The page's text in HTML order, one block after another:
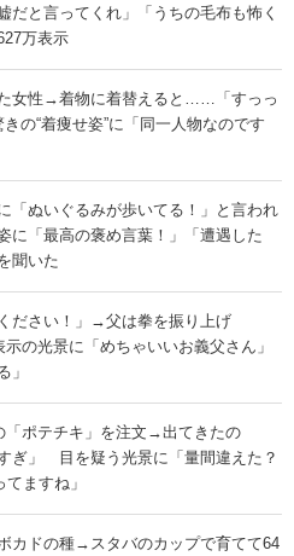
だと言ってくれ」「うちの毛布も怖く
万表示
女性→着物に着替えると……「すっっ
の“着痩せ姿”に「同一人物なのです
「ぬいぐるみが歩いてる！」と言われ
「最高の褒め言葉！」「遭遇した
聞いた
ださい！」→父は拳を振り上げ
光景に「めちゃいいお義父さん」
」
「ポテチキ」を注文→出てきたの
ぎ」 目を疑う光景に「量間違えた？
ますね」
カドの種→スタバのカップで育てて64